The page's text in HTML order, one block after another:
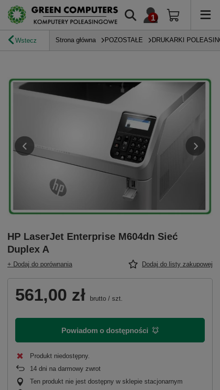
Wstecz Strona główna POZOSTAŁE DRUKARKI
HP LaserJet Enterprise M604dn Sieć
Duplex A
+ Dodaj do porównania Dodaj do listy zakupowej
561,00 zł brutto / szt.
Powiadom o dostępności
Produkt niedostępny
14 dni na darmowy zwrot
Ten produkt nie jest dostępny w sklepie stacjonarnym